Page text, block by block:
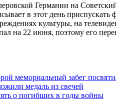
Германии на
в этот день
культуры, на
на 22 июня, поэтому его
мемориальный забег
медаль из свечей
о погибших в годы войны